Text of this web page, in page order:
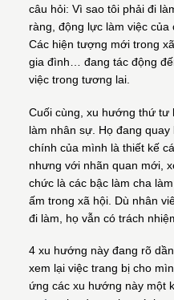
câu hỏi: Vì sao tôi phải đi
ràng, động lực làm việc
Các hiện tượng mới trong
gia đình… đang tác động
việc trong tương lai.
Cuối cùng, xu hướng thứ
làm nhân sự. Họ đang
chính của mình là thiết kế
nhưng với nhãn quan mới,
chức là các bậc làm cha
ấm trong xã hội. Dù nhân
đi làm, họ vẫn có trách
4 xu hướng này đang rõ
xem lại việc trang bị cho
ứng các xu hướng này một